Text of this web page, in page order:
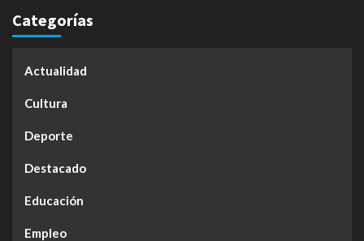
Categorías
Actualidad
Cultura
Deporte
Destacado
Educación
Empleo